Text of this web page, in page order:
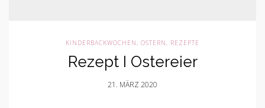
KINDERBACKWOCHEN, OSTERN, REZEPTE
Rezept I Ostereier
21. MÄRZ 2020